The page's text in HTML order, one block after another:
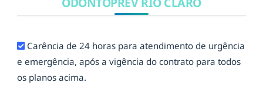
Carência de 24 horas para atendimento de urgência
e emergência, após a vigência do contrato para todos
os planos acima.